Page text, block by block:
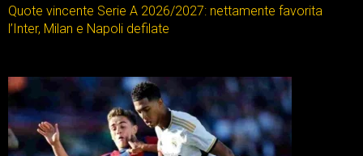
Quote vincente Serie A 2026/2027: nettamente favorita
l’Inter, Milan e Napoli defilate